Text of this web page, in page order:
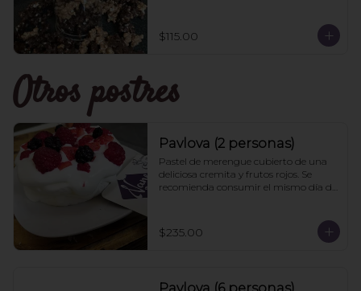
$115.00
Otros postres
Pavlova (2 personas)
Pastel de merengue cubierto de una
deliciosa cremita y frutos rojos. Se
recomienda consumir el mismo día de
$235.00